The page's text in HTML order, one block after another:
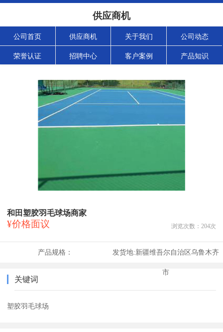
供应商机
公司首页 供应商机 关于我们 公司动态
荣誉认证 招聘中心 客户案例 产品知识
和田塑胶羽毛球场商家
¥价格面议 浏览次数： 204次
产品规格： 发货地:新疆维吾尔自治区乌鲁木齐
市
关键词
塑胶羽毛球场